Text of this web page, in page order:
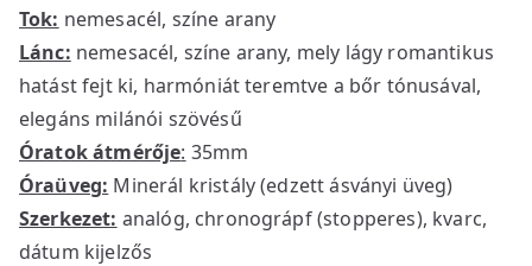
Tok: nemesacél, színe arany
Lánc: nemesacél, színe arany, mely lágy romantikus
hatást fejt ki, harmóniát teremtve a bőr tónusával,
elegáns milánói szövésű
Óratok átmérője: 35mm
Óraüveg: Minerál kristály (edzett ásványi üveg)
Szerkezet: analóg, chronográpf (stopperes), kvarc,
dátum kijelzős